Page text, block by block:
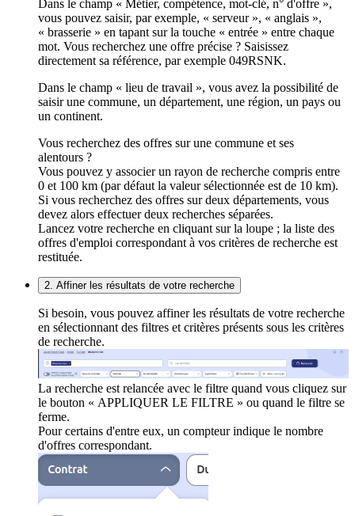
Dans le champ « Métier, compétence, mot-clé, n° d'offre »,
vous pouvez saisir, par exemple, « serveur », « anglais »,
« brasserie » en tapant sur la touche « entrée » entre chaque
mot. Vous recherchez une offre précise ? Saisissez
directement sa référence, par exemple 049RSNK.
Dans le champ « lieu de travail », vous avez la possibilité de
saisir une commune, un département, une région, un pays ou
un continent.
Vous recherchez des offres sur une commune et ses
alentours ?
Vous pouvez y associer un rayon de recherche compris entre
0 et 100 km (par défaut la valeur sélectionnée est de 10 km).
Si vous recherchez des offres sur deux départements, vous
devez alors effectuer deux recherches séparées.
Lancez votre recherche en cliquant sur la loupe ; la liste des
offres d'emploi correspondant à vos critères de recherche est
restituée.
2. Affiner les résultats de votre recherche
Si besoin, vous pouvez affiner les résultats de votre recherche
en sélectionnant des filtres et critères présents sous les critères
de recherche.
La recherche est relancée avec le filtre quand vous cliquez sur
le bouton « APPLIQUER LE FILTRE » ou quand le filtre se
ferme.
Pour certains d'entre eux, un compteur indique le nombre
d'offres correspondant.